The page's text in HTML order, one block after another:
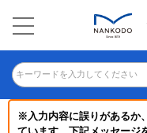
キーワードを入力してください
※入力内容に誤りがあるか